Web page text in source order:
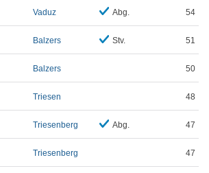
Vaduz Abg. 54
Balzers Stv. 51
Balzers 50
Triesen 48
Triesenberg Abg. 47
Triesenberg 47